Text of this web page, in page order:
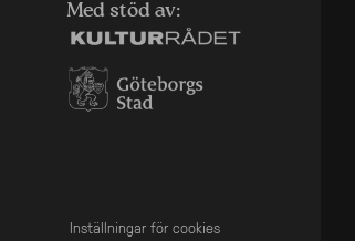
Med stöd av:
Inställningar för cookies